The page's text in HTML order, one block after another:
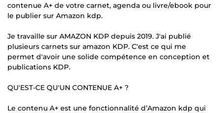
contenue A+ de votre carnet, agenda ou livre/ebook pour
le publier sur Amazon kdp.
Je travaille sur AMAZON KDP depuis 2019. J'ai publié
plusieurs carnets sur amazon KDP. C'est ce qui me
permet d'avoir une solide compétence en conception et
publications KDP.
QU'EST-CE QU'UN CONTENUE A+ ?
Le contenu A+ est une fonctionnalité d’Amazon kdp qui